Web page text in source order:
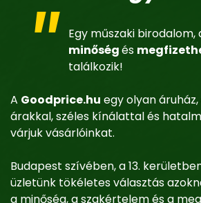
Egy műszaki birodalom,
minőségés
találkozik!
A Goodprice.hu egy olyan
árakkal, széles kínálattal és
várjuk vásárlóinkat.
Budapest szívében, a 13.
üzletünk tökéletes választás
a minőség, a szakértelem és a